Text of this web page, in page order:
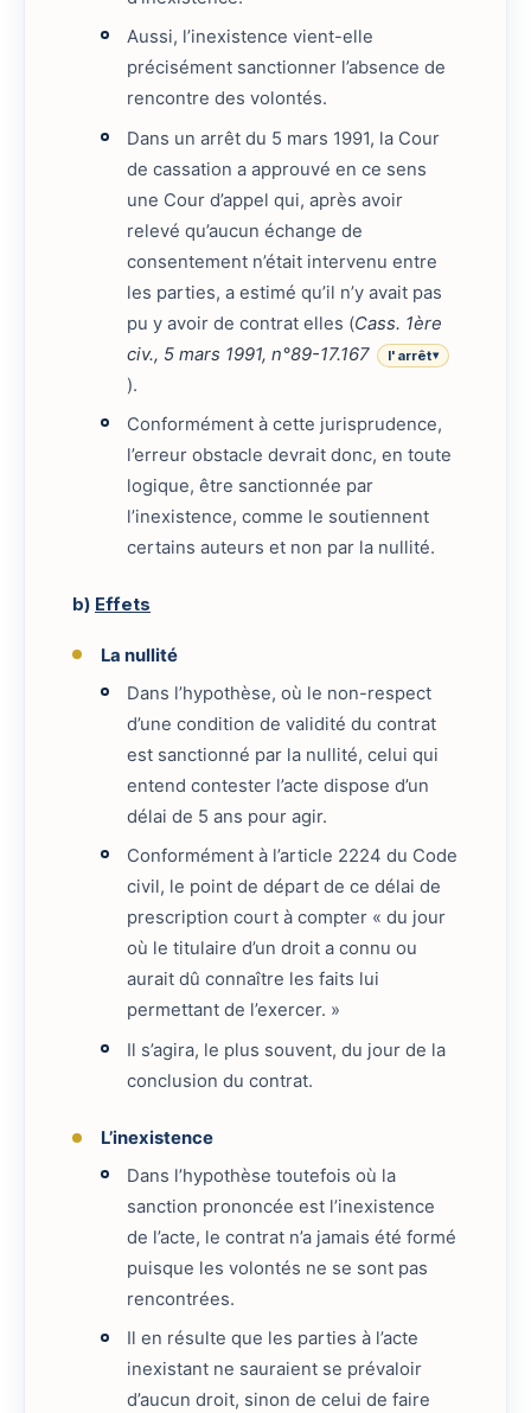
Aussi, l’inexistence vient-elle
précisément sanctionner l’absence de
rencontre des volontés.
Dans un arrêt du 5 mars 1991, la Cour
de cassation a approuvé en ce sens
une Cour d’appel qui, après avoir
relevé qu’aucun échange de
consentement n’était intervenu entre
les parties, a estimé qu’il n’y avait pas
pu y avoir de contrat elles (Cass. 1ère
civ., 5 mars 1991, n°89-17.167
l'arrêt▾
).
Conformément à cette jurisprudence,
l’erreur obstacle devrait donc, en toute
logique, être sanctionnée par
l’inexistence, comme le soutiennent
certains auteurs et non par la nullité.
b) Effets
La nullité
Dans l’hypothèse, où le non-respect
d’une condition de validité du contrat
est sanctionné par la nullité, celui qui
entend contester l’acte dispose d’un
délai de 5 ans pour agir.
Conformément à l’article 2224 du Code
civil, le point de départ de ce délai de
prescription court à compter « du jour
où le titulaire d’un droit a connu ou
aurait dû connaître les faits lui
permettant de l’exercer. »
Il s’agira, le plus souvent, du jour de la
conclusion du contrat.
L’inexistence
Dans l’hypothèse toutefois où la
sanction prononcée est l’inexistence
de l’acte, le contrat n’a jamais été formé
puisque les volontés ne se sont pas
rencontrées.
Il en résulte que les parties à l’acte
inexistant ne sauraient se prévaloir
d’aucun droit, sinon de celui de faire